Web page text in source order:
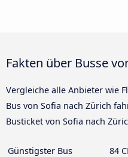
Fakten über Busse
Vergleiche alle Anbieter wie
Bus von Sofia nach Zürich
Busticket von Sofia nach
Günstigster Bus
84